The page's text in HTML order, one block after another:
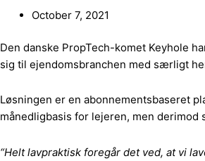
October 7, 2021
Den danske PropTech-komet Keyhole
sig til ejendomsbranchen med særligt
Løsningen er en abonnementsbaseret
månedligbasis for lejeren, men
“Helt lavpraktisk foregår det ved, at vi